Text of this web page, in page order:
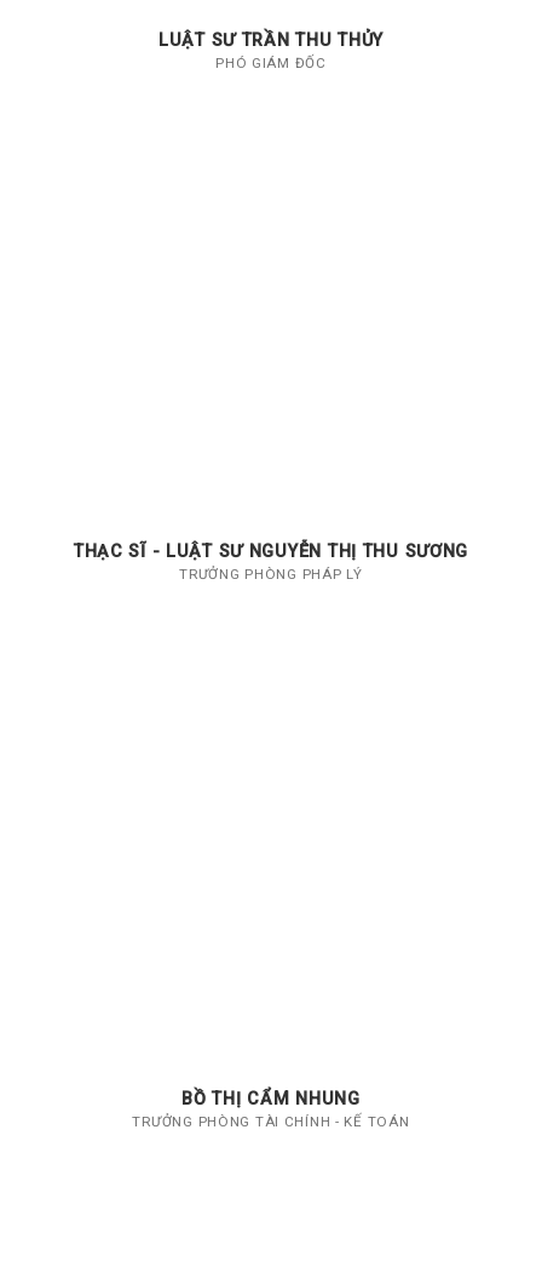
LUẬT SƯ TRẦN THU THỦY
PHÓ GIÁM ĐỐC
THẠC SĨ - LUẬT SƯ NGUYỄN THỊ THU SƯƠNG
TRƯỞNG PHÒNG PHÁP LÝ
BỒ THỊ CẨM NHUNG
TRƯỞNG PHÒNG TÀI CHÍNH - KẾ TOÁN